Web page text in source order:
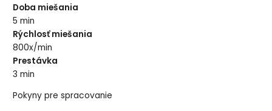
Doba miešania
5 min
Rýchlosť miešania
800x/min
Prestávka
3 min
Pokyny pre spracovanie